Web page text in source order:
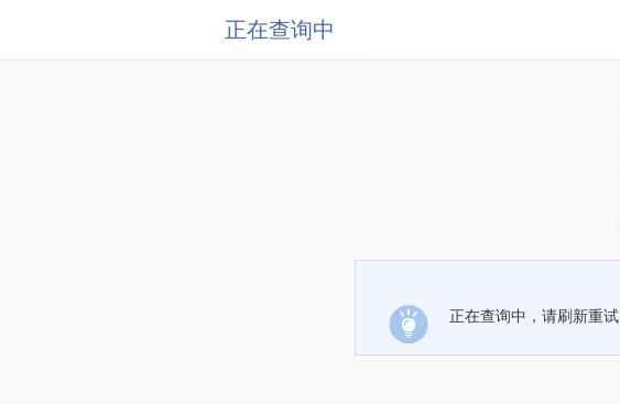
正在查询中
正在查询中，请刷新重试